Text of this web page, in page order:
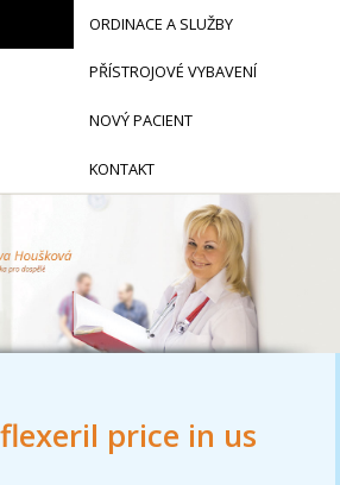
price in us
ORDINACE A SLUŽBY
PŘÍSTROJOVÉ VYBAVENÍ
NOVÝ PACIENT
KONTAKT